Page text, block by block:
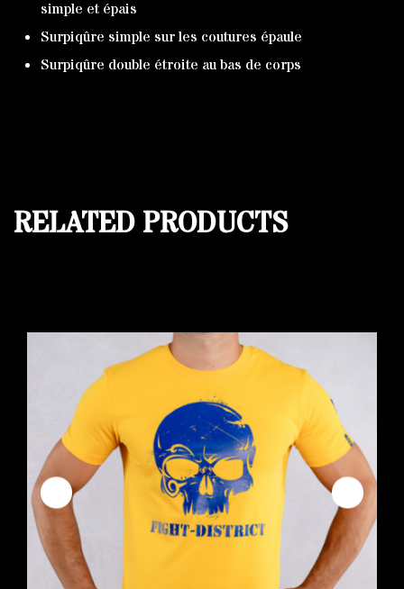
simple et épais
Surpiqûre simple sur les coutures épaule
Surpiqûre double étroite au bas de corps
RELATED PRODUCTS